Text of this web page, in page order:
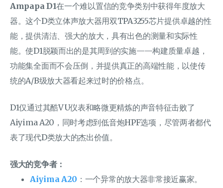
Ampapa D1在一个难以置信的竞争类别中获得年度放大
器。这个D类立体声放大器用双TPA3255芯片提供卓越的性
能，提供清洁、强大的放大，具有出色的测量和实际性
能。使D1脱颖而出的是其周到的实施——构建质量卓越，
功能集全面而不会压倒，并提供真正的高端性能，以使传
统的A/B级放大器看起来过时的价格点。
D1仅通过其酷VU仪表和略微更精炼的声音特征击败了
Aiyima A20，同时考虑到低音炮HPF选项，尽管两者都代
表了现代D类放大的杰出价值。
强大的竞争者：
Aiyima A20 ：一个异常的放大器非常接近赢家。